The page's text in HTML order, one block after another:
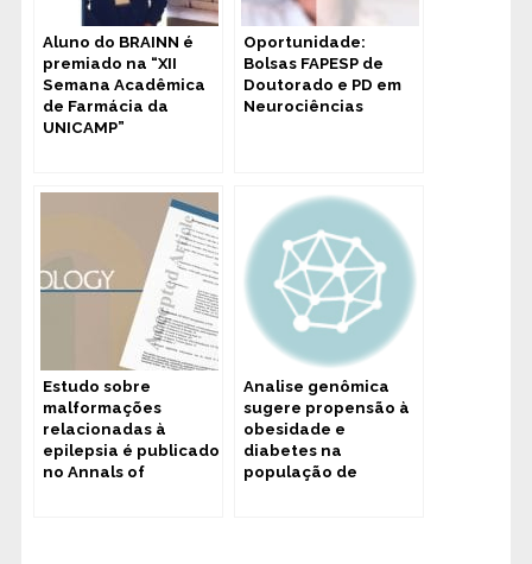
Aluno do BRAINN é
premiado na “XII
Semana Acadêmica
de Farmácia da
UNICAMP”
Oportunidade:
Bolsas FAPESP de
Doutorado e PD em
Neurociências
Estudo sobre
malformações
relacionadas à
epilepsia é publicado
no Annals of
Analise genômica
sugere propensão à
obesidade e
diabetes na
população de